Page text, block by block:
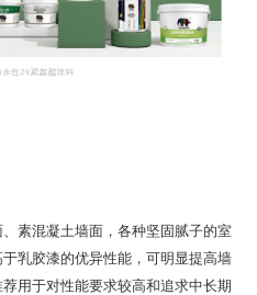
素混凝土墙面，各种坚固腻子的室
乳胶漆的优异性能，可明显提高墙
用于对性能要求较高和追求中长期